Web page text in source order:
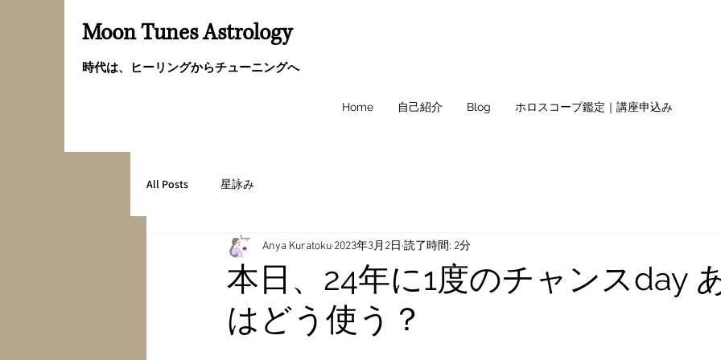
Moon Tunes Astrology
時代は、ヒーリングからチューニングへ
Home 自己紹介 Blog ホロスコープ鑑定｜講座申込み
All Posts 星詠み
本日、24年に1度のチャンスday
はどう使う？
Anya Kuratoku 2023年3月2日 読了時間: 2分